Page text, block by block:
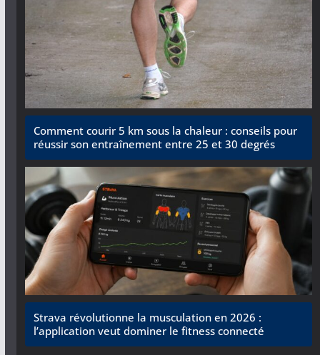
Comment courir 5 km sous la chaleur : conseils pour
réussir son entraînement entre 25 et 30 degrés
Strava révolutionne la musculation en 2026 :
l’application veut dominer le fitness connecté